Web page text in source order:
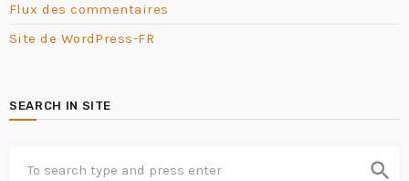
Flux des commentaires
Site de WordPress-FR
SEARCH IN SITE
search